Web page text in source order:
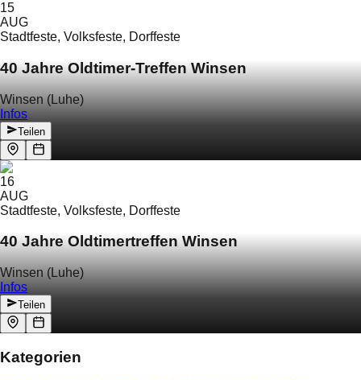
15
AUG
Stadtfeste, Volksfeste, Dorffeste
40 Jahre Oldtimer-Treffen Winsen
Winsen (Luhe)
Infos
Teilen
16
AUG
Stadtfeste, Volksfeste, Dorffeste
40 Jahre Oldtimertreffen Winsen
Winsen (Luhe)
Infos
Teilen
Kategorien